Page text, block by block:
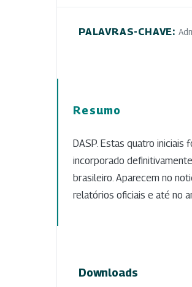
PALAVRAS-CHAVE:
Resumo
DASP. Estas quatro iniciais
incorporado
brasileiro. Aparecem no
relatórios oficiais e até no
Downloads